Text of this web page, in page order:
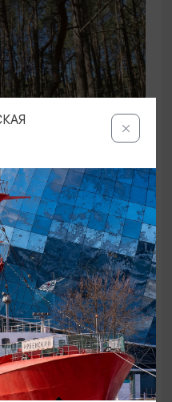
КУЛЬТУРЫ
Куршской
13:00